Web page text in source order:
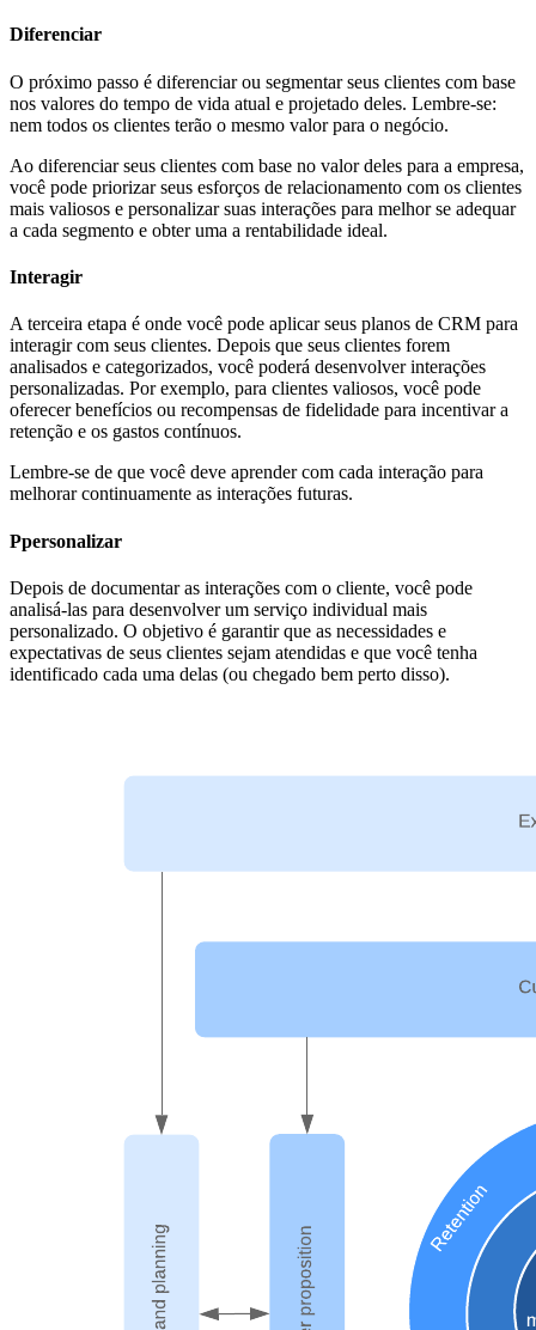
Diferenciar
O próximo passo é diferenciar ou segmentar seus clientes com base
nos valores do tempo de vida atual e projetado deles. Lembre-se:
nem todos os clientes terão o mesmo valor para o negócio.
Ao diferenciar seus clientes com base no valor deles para a empresa,
você pode priorizar seus esforços de relacionamento com os clientes
mais valiosos e personalizar suas interações para melhor se adequar
a cada segmento e obter uma a rentabilidade ideal.
Interagir
A terceira etapa é onde você pode aplicar seus planos de CRM para
interagir com seus clientes. Depois que seus clientes forem
analisados e categorizados, você poderá desenvolver interações
personalizadas. Por exemplo, para clientes valiosos, você pode
oferecer benefícios ou recompensas de fidelidade para incentivar a
retenção e os gastos contínuos.
Lembre-se de que você deve aprender com cada interação para
melhorar continuamente as interações futuras.
Ppersonalizar
Depois de documentar as interações com o cliente, você pode
analisá-las para desenvolver um serviço individual mais
personalizado. O objetivo é garantir que as necessidades e
expectativas de seus clientes sejam atendidas e que você tenha
identificado cada uma delas (ou chegado bem perto disso).